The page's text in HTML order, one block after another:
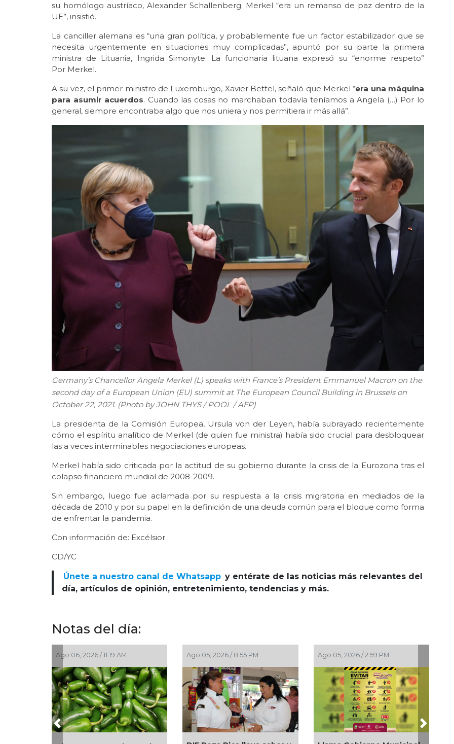
su homólogo austríaco, Alexander Schallenberg. Merkel “era un remanso de paz dentro de la
UE”, insistió.
La canciller alemana es “una gran política, y probablemente fue un factor estabilizador que se
necesita urgentemente en situaciones muy complicadas”, apuntó por su parte la primera
ministra de Lituania, Ingrida Simonyte. La funcionaria lituana expresó su “enorme respeto”
Por Merkel.
A su vez, el primer ministro de Luxemburgo, Xavier Bettel, señaló que Merkel “era una máquina
para asumir acuerdos. Cuando las cosas no marchaban todavía teníamos a Angela (…) Por lo
general, siempre encontraba algo que nos uniera y nos permitiera ir más allá”.
Germany’s Chancellor Angela Merkel (L) speaks with France’s President Emmanuel Macron on the
second day of a European Union (EU) summit at The European Council Building in Brussels on
October 22, 2021. (Photo by JOHN THYS / POOL / AFP)
La presidenta de la Comisión Europea, Ursula von der Leyen, había subrayado recientemente
cómo el espíritu analítico de Merkel (de quien fue ministra) había sido crucial para desbloquear
las a veces interminables negociaciones europeas.
Merkel había sido criticada por la actitud de su gobierno durante la crisis de la Eurozona tras el
colapso financiero mundial de 2008-2009.
Sin embargo, luego fue aclamada por su respuesta a la crisis migratoria en mediados de la
década de 2010 y por su papel en la definición de una deuda común para el bloque como forma
de enfrentar la pandemia.
Con información de: Excélsior
CD/YC
Únete a nuestro canal de Whatsapp y entérate de las noticias más relevantes del
día, artículos de opinión, entretenimiento, tendencias y más.
Notas del día:
Ago 05, 2026 / 2:56 PM Ago 05, 2026 / 2:23 PM Ago 05, 2026 / 12:13 PM
Previous Next